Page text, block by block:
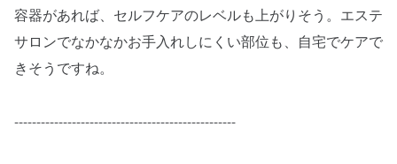
容器があれば、セルフケアのレベルも上がりそう。エステ
サロンでなかなかお手入れしにくい部位も、自宅でケアで
きそうですね。
--------------------------------------------------